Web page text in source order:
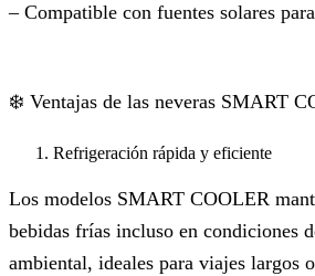
– Compatible con fuentes solares
❄️ Ventajas de las neveras SMART
Refrigeración rápida y eficiente
Los modelos SMART COOLER
bebidas frías incluso en condiciones
ambiental, ideales para viajes largos